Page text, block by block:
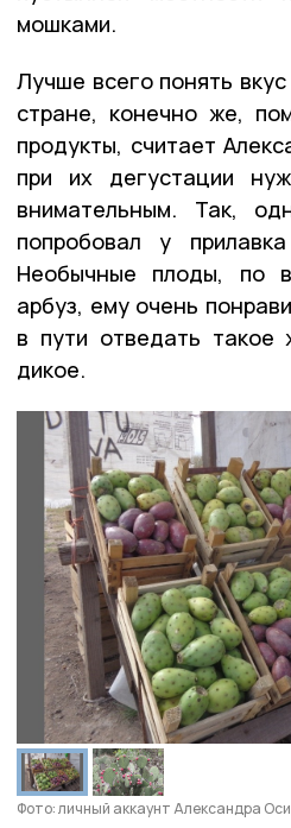
мошками.
Лучше всего понять
стране, конечно же,
продукты, считает
при их дегустации
внимательным. Так,
попробовал у
Необычные плоды, по
арбуз, ему очень
в пути отведать такое
дикое.
Фото: личный аккаунт Александра